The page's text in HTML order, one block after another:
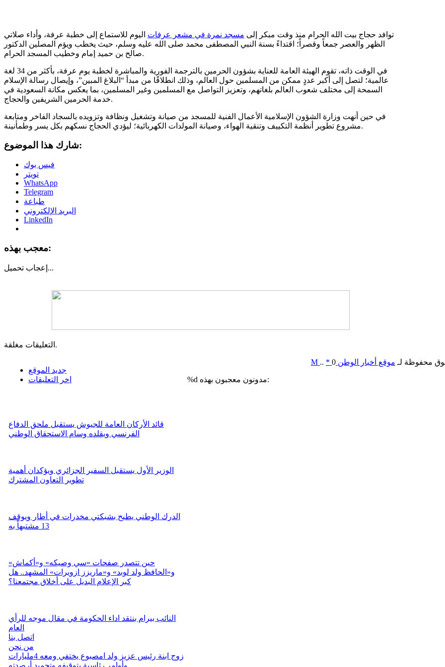
توافد حجاج بيت الله الحرام منذ وقت مبكر إلى مسجد نمرة في مشعر عرفات اليوم للاستماع إلى خطبة عرفة، وأداء صلاتي
الظهر والعصر جمعاً وقصراً؛ اقتداءً بسنة النبي المصطفى محمد صلى الله عليه وسلم، حيث يخطب ويؤم المصلين الدكتور
صالح بن حميد إمام وخطيب المسجد الحرام.
في الوقت ذاته، تقوم الهيئة العامة للعناية بشؤون الحرمين بالترجمة الفورية والمباشرة لخطبة يوم عرفة، بأكثر من 34 لغة
عالمية؛ لتصل إلى أكبر عددٍ ممكن من المسلمين حول العالم، وذلك انطلاقًا من مبدأ “البلاغ المبين”، وإيصال رسالة الإسلام
السمحة إلى مختلف شعوب العالم بلغاتهم، وتعزيز التواصل مع المسلمين وغير المسلمين، بما يعكس مكانة السعودية في
خدمة الحرمين الشريفين والحجاج.
في حين أنهت وزارة الشؤون الإسلامية الأعمال الفنية للمسجد من صيانة وتشغيل ونظافة وتزويده بالسجاد الفاخر ومتابعة
مشروع تطوير أنظمة التكييف وتنقية الهواء، وصيانة المولدات الكهربائية؛ ليؤدي الحجاج نسكهم بكل يسر وطمأنينة.
شارك هذا الموضوع:
فيس بوك
تويتر
WhatsApp
Telegram
طباعة
البريد الإلكتروني
LinkedIn
معجب بهذه:
إعجاب تحميل...
التعليقات مغلقة.
جديد الموقع
اخر التعليقات
قائد الأركان العامة للجيوش يستقبل ملحق الدفاع
الفرنسي ويقلده وسام الاستحقاق الوطني
الوزير الأول يستقبل السفير الجزائري ويؤكدان أهمية
تطوير التعاون المشترك
الدرك الوطني يطيح بشبكتي مخدرات في أطار ويوقف
13 مشتبهاً به
حين تتصدر صفحات «سي وصيكه» و«أكماش»
و«الحافظ ولد لوبد» و«ماريزز ازويرات» المشهد.. هل
كبر الإعلام البديل على أخلاق مجتمعنا؟
النائب بيرام بنتقد اداء الحكومة في مقال موجه للرأي
العام
اتصل بنا
من نحن
زوج ابنة رئيس عزيز ولد امصبوع يختفي ومعه 4مليارات
وأوامر رئاسية بتوقيفه وتجميد أرصدته
M .. * محفوظة لـ موقع أخبار الوطن 0
%d مدونون معجبون بهذه: